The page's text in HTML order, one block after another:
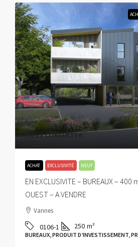
NOUS CONSULTER
ACHAT EXCLUSIVITÉ NEUF
EN EXCLUSIVITE – BUREAUX – 400
OUEST – A VENDRE
Vannes
0106-1 250 m²
BUREAUX, PRODUIT D’INVESTISSEMENT,